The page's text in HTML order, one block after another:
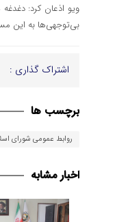
ویو اذعان کرد:
بی‌توجهی‌ها به این
اشتراک گذاری :
برچسب ها
روابط عمومی شورای
اخبار مشابه